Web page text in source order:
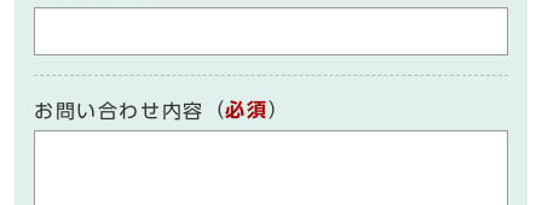
お問い合わせ内容 （必須）